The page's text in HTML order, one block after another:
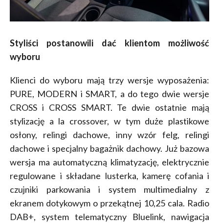
Styliści postanowili dać klientom możliwość
wyboru
Klienci do wyboru mają trzy wersje wyposażenia:
PURE, MODERN i SMART, a do tego dwie wersje
CROSS i CROSS SMART. Te dwie ostatnie mają
stylizację a la crossover, w tym duże plastikowe
osłony, relingi dachowe, inny wzór felg, relingi
dachowe i specjalny bagażnik dachowy. Już bazowa
wersja ma automatyczną klimatyzację, elektrycznie
regulowane i składane lusterka, kamerę cofania i
czujniki parkowania i system multimedialny z
ekranem dotykowym o przekątnej 10,25 cala. Radio
DAB+, system telematyczny Bluelink, nawigacja